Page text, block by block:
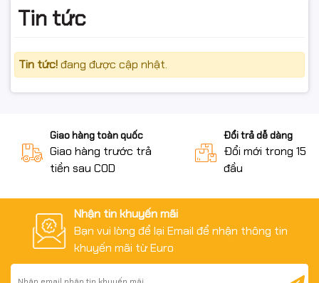
#switch_van_phong
#switch_tiet_kiem_dien
#switch_bao_hanh_24_thang #thiet_bi_mang_onv
#onv_vietnam
Tin tức
Tin tức!đang được cập nhật.
Giao hàng toàn quốc
Giao hàng trước trả
tiền sau COD
Đổi trả dễ dàng
Đổi mới trong 15
đầu
Nhận tin khuyến mãi
Bạn vui lòng để lại Email để nhận thông tin
khuyến mãi từ Euro